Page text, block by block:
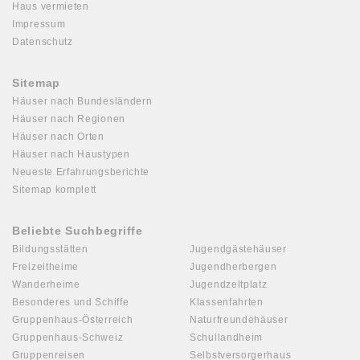
Haus vermieten
Impressum
Datenschutz
Sitemap
Häuser nach Bundesländern
Häuser nach Regionen
Häuser nach Orten
Häuser nach Haustypen
Neueste Erfahrungsberichte
Sitemap komplett
Beliebte Suchbegriffe
Bildungsstätten
Freizeitheime
Wanderheime
Besonderes und Schiffe
Gruppenhaus-Österreich
Gruppenhaus-Schweiz
Gruppenreisen
Jugendgästehäuser
Jugendherbergen
Jugendzeltplatz
Klassenfahrten
Naturfreundehäuser
Schullandheim
Selbstversorgerhaus